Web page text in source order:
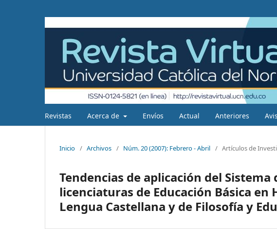
Revistas Acerca de Envíos Actual Anteriores
Inicio / Archivos / Núm. 20 (2007): Febrero - Abril / Artículos de
Tendencias de aplicación del Sistema
licenciaturas de Educación Básica en
Lengua Castellana y de Filosofía y